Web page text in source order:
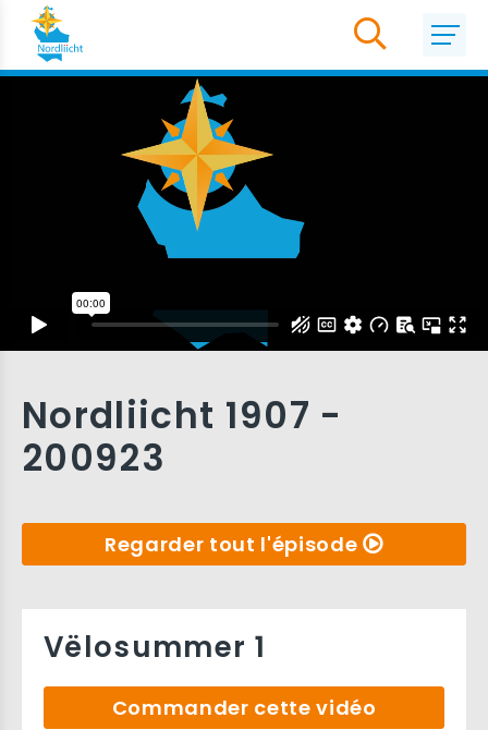
Nordliicht 1907 -
200923
Regarder tout l'épisode
Vëlosummer 1
Commander cette vidéo